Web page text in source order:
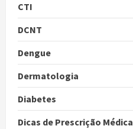
CTI
DCNT
Dengue
Dermatologia
Diabetes
Dicas de Prescrição Médica